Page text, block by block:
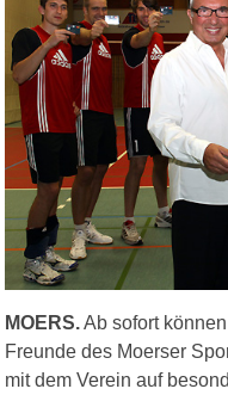
MOERS.Ab sofort
Freunde des Moerser
mit dem Verein auf